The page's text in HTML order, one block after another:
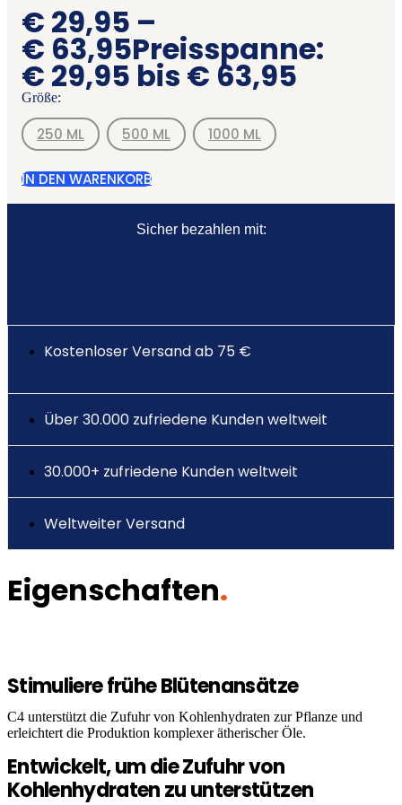
€ 29,95 –
€ 63,95Preisspanne:
€ 29,95 bis € 63,95
Größe:
250 ML 500 ML 1000 ML
IN DEN WARENKORB
Sicher bezahlen mit:
Kostenloser Versand ab 75 €
Über 30.000 zufriedene Kunden weltweit
30.000+ zufriedene Kunden weltweit
Weltweiter Versand
Eigenschaften.
Stimuliere frühe Blütenansätze
C4 unterstützt die Zufuhr von Kohlenhydraten zur Pflanze und
erleichtert die Produktion komplexer ätherischer Öle.
Entwickelt, um die Zufuhr von
Kohlenhydraten zu unterstützen